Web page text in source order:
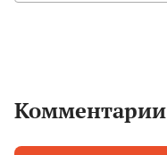
Комментарии